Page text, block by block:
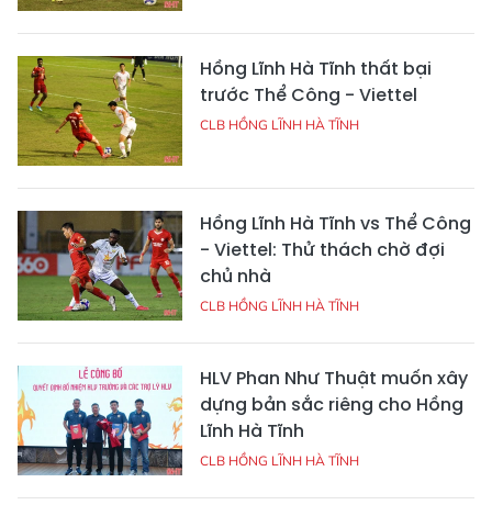
Hồng Lĩnh Hà Tĩnh thất bại
trước Thể Công - Viettel
CLB HỒNG LĨNH HÀ TĨNH
Hồng Lĩnh Hà Tĩnh vs Thể Công
- Viettel: Thử thách chờ đợi
chủ nhà
CLB HỒNG LĨNH HÀ TĨNH
HLV Phan Như Thuật muốn xây
dựng bản sắc riêng cho Hồng
Lĩnh Hà Tĩnh
CLB HỒNG LĨNH HÀ TĨNH